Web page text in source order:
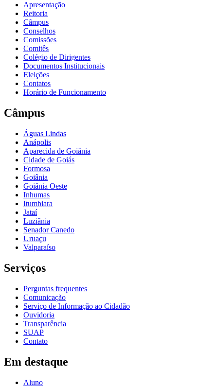
Apresentação
Reitoria
Câmpus
Conselhos
Comissões
Comitês
Colégio de Dirigentes
Documentos Institucionais
Eleições
Contatos
Horário de Funcionamento
Câmpus
Águas Lindas
Anápolis
Aparecida de Goiânia
Cidade de Goiás
Formosa
Goiânia
Goiânia Oeste
Inhumas
Itumbiara
Jataí
Luziânia
Senador Canedo
Uruaçu
Valparaíso
Serviços
Perguntas frequentes
Comunicação
Serviço de Informação ao Cidadão
Ouvidoria
Transparência
SUAP
Contato
Em destaque
Aluno